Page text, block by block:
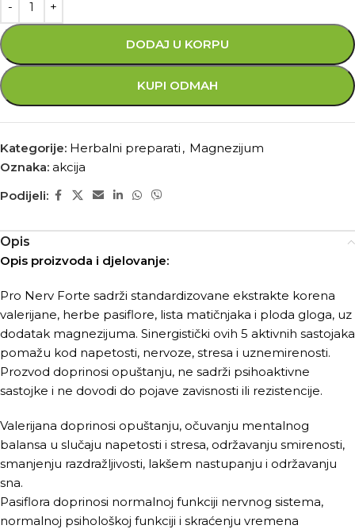
DODAJ U KORPU
KUPI ODMAH
Kategorije: Herbalni preparati , Magnezijum
Oznaka: akcija
Podijeli:
Opis
Opis proizvoda i djelovanje:
Pro Nerv Forte sadrži standardizovane ekstrakte korena
valerijane, herbe pasiflore, lista matičnjaka i ploda gloga, uz
dodatak magnezijuma. Sinergistički ovih 5 aktivnih sastojaka
pomažu kod napetosti, nervoze, stresa i uznemirenosti.
Prozvod doprinosi opuštanju, ne sadrži psihoaktivne
sastojke i ne dovodi do pojave zavisnosti ili rezistencije.
Valerijana doprinosi opuštanju, očuvanju mentalnog
balansa u slučaju napetosti i stresa, održavanju smirenosti,
smanjenju razdražljivosti, lakšem nastupanju i održavanju
sna.
Pasiflora doprinosi normalnoj funkciji nervnog sistema,
normalnoj psihološkoj funkciji i skraćenju vremena